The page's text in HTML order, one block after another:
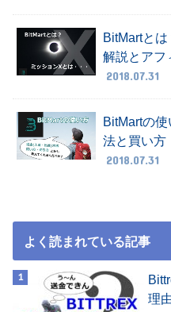
BitMartと
解説とアフ
2018.07.31
BitMartの
法と買い方
2018.07.31
よく読まれている記事
理